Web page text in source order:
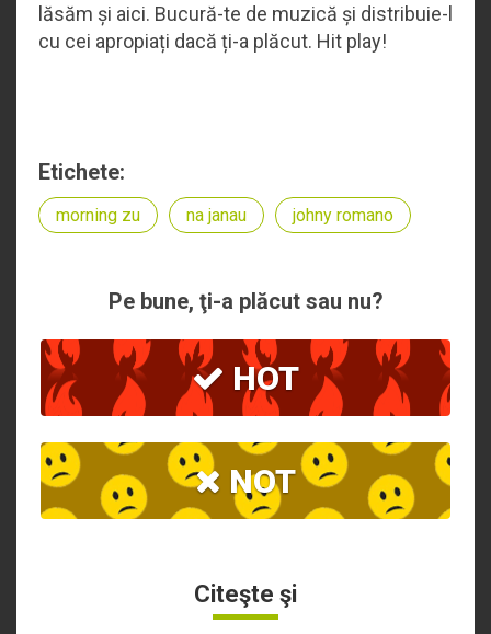
lăsăm și aici. Bucură-te de muzică și distribuie-l
cu cei apropiați dacă ți-a plăcut. Hit play!
Etichete:
morning zu na janau johny romano
Pe bune, ţi-a plăcut sau nu?
HOT
NOT
Citeşte şi